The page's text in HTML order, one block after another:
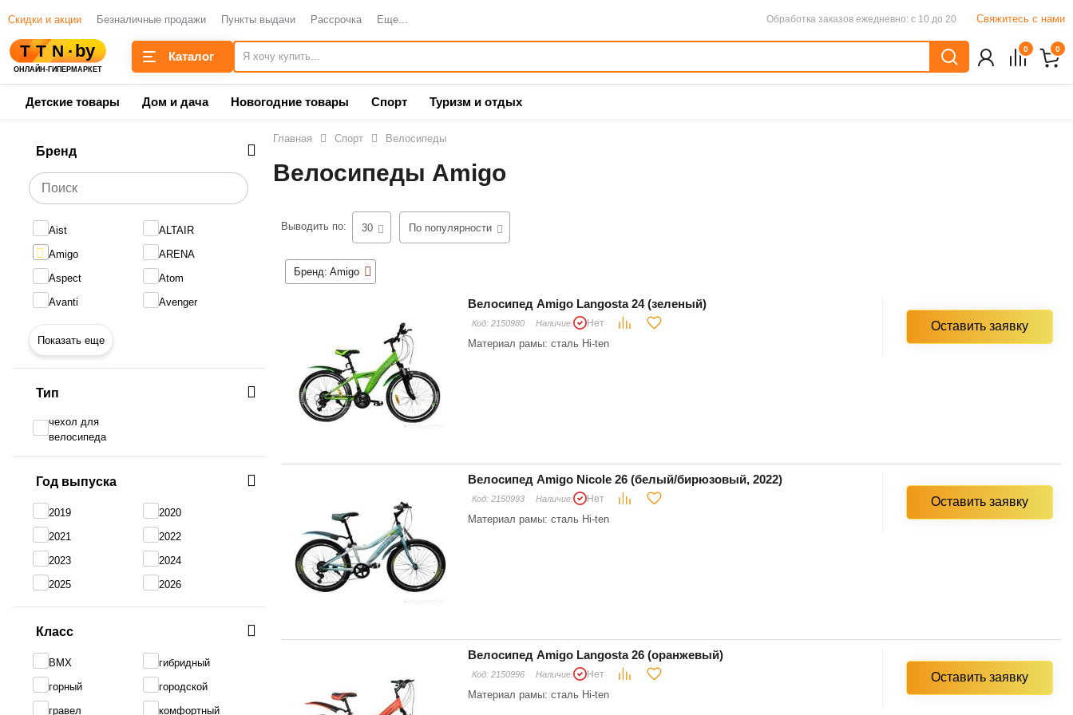
Скидки и акции Безналичные продажи Пункты выдачи Рассрочка Еще... Обработка заказовежедневно: с 10 до 20 Свяжитесь с нами
Каталог
0 0
Детские товары Дом и дача Новогодние товары Спорт Туризм и отдых
Бренд
Aist
ALTAIR
Amigo
ARENA
Aspect
Atom
Avanti
Avenger
Показать еще
Тип
чехол для
велосипеда
Год выпуска
2019
2020
2021
2022
2023
2024
2025
2026
Класс
BMX
гибридный
горный
городской
гравел
комфортный
Главная Спорт Велосипеды
Велосипеды Amigo
Выводить по: 30 По популярности
Бренд: Amigo
Велосипед Amigo Langosta 24 (зеленый)
Код: 2150980 Наличие: Нет
Материал рамы: сталь Hi-ten
Оставить заявку
Велосипед Amigo Nicole 26 (белый/бирюзовый, 2022)
Код: 2150993 Наличие: Нет
Материал рамы: сталь Hi-ten
Оставить заявку
Велосипед Amigo Langosta 26 (оранжевый)
Код: 2150996 Наличие: Нет
Материал рамы: сталь Hi-ten
Оставить заявку